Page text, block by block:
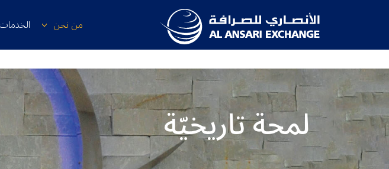
من نحن الخدمات
لمحة تاريخيّة